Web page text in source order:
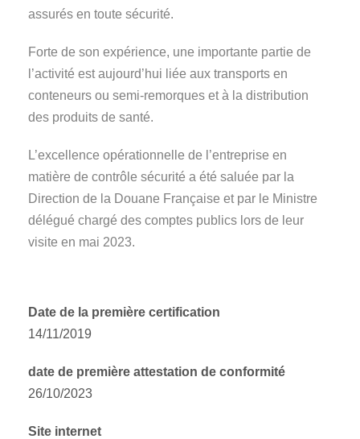
assurés en toute sécurité.
Forte de son expérience, une importante partie de
l’activité est aujourd’hui liée aux transports en
conteneurs ou semi-remorques et à la distribution
des produits de santé.
L’excellence opérationnelle de l’entreprise en
matière de contrôle sécurité a été saluée par la
Direction de la Douane Française et par le Ministre
délégué chargé des comptes publics lors de leur
visite en mai 2023.
Date de la première certification
14/11/2019
date de première attestation de conformité
26/10/2023
Site internet